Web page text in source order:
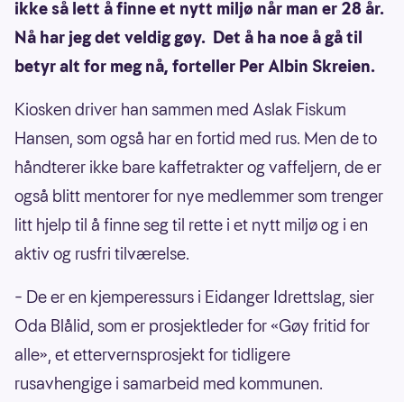
ikke så lett å finne et nytt miljø når man er 28 år.
Nå har jeg det veldig gøy. Det å ha noe å gå til
betyr alt for meg nå, forteller Per Albin Skreien.
Kiosken driver han sammen med Aslak Fiskum
Hansen, som også har en fortid med rus. Men de to
håndterer ikke bare kaffetrakter og vaffeljern, de er
også blitt mentorer for nye medlemmer som trenger
litt hjelp til å finne seg til rette i et nytt miljø og i en
aktiv og rusfri tilværelse.
– De er en kjemperessurs i Eidanger Idrettslag, sier
Oda Blålid, som er prosjektleder for «Gøy fritid for
alle», et ettervernsprosjekt for tidligere
rusavhengige i samarbeid med kommunen.